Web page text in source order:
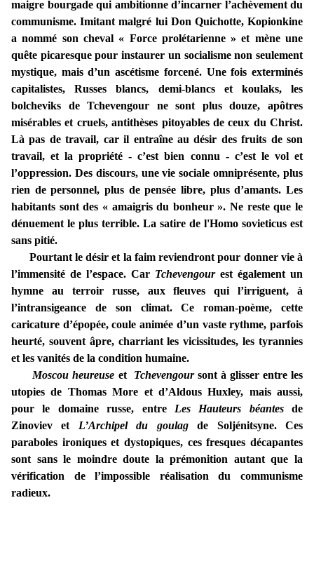
maigre bourgade qui ambitionne d’incarner l’achèvement du
communisme. Imitant malgré lui Don Quichotte, Kopionkine
a nommé son cheval « Force prolétarienne » et mène une
quête picaresque pour instaurer un socialisme non seulement
mystique, mais d’un ascétisme forcené. Une fois exterminés
capitalistes, Russes blancs, demi-blancs et koulaks, les
bolcheviks de Tchevengour ne sont plus douze, apôtres
misérables et cruels, antithèses pitoyables de ceux du Christ.
Là pas de travail, car il entraîne au désir des fruits de son
travail, et la propriété - c’est bien connu - c’est le vol et
l’oppression. Des discours, une vie sociale omniprésente, plus
rien de personnel, plus de pensée libre, plus d’amants. Les
habitants sont des « amaigris du bonheur ». Ne reste que le
dénuement le plus terrible. La satire de l'Homo sovieticus est
sans pitié.
Pourtant le désir et la faim reviendront pour donner vie à
l’immensité de l’espace. Car Tchevengour est également un
hymne au terroir russe, aux fleuves qui l’irriguent, à
l’intransigeance de son climat. Ce roman-poème, cette
caricature d’épopée, coule animée d’un vaste rythme, parfois
heurté, souvent âpre, charriant les vicissitudes, les tyrannies
et les vanités de la condition humaine.
Moscou heureuse et Tchevengoursont à glisser entre les
utopies de Thomas More et d’Aldous Huxley, mais aussi,
pour le domaine russe, entre Les Hauteurs béantesde
Zinoviev et L’Archipel du goulagde Soljénitsyne. Ces
paraboles ironiques et dystopiques, ces fresques décapantes
sont sans le moindre doute la prémonition autant que la
vérification de l’impossible réalisation du communisme
radieux.